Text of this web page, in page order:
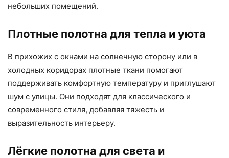
небольших помещений.
Плотные полотна для тепла и уюта
В прихожих с окнами на солнечную сторону или в
холодных коридорах плотные ткани помогают
поддерживать комфортную температуру и приглушают
шум с улицы. Они подходят для классического и
современного стиля, добавляя тяжесть и
выразительность интерьеру.
Лёгкие полотна для света и